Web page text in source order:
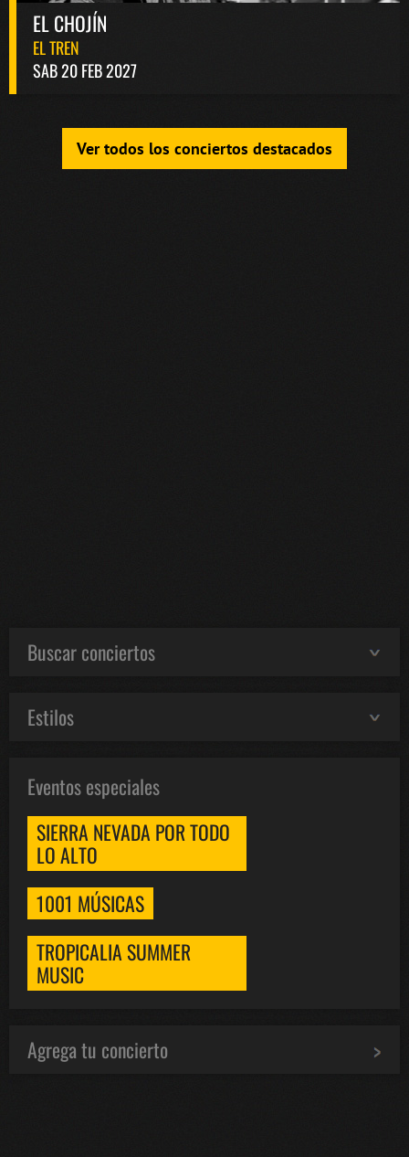
EL CHOJÍN
EL TREN
SAB 20 FEB 2027
Ver todos los conciertos destacados
Buscar conciertos
Estilos
Eventos especiales
SIERRA NEVADA POR TODO
LO ALTO
1001 MÚSICAS
TROPICALIA SUMMER
MUSIC
Agrega tu concierto